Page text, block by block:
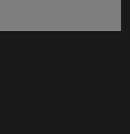
en nueva ventana)
en nueva ventana)